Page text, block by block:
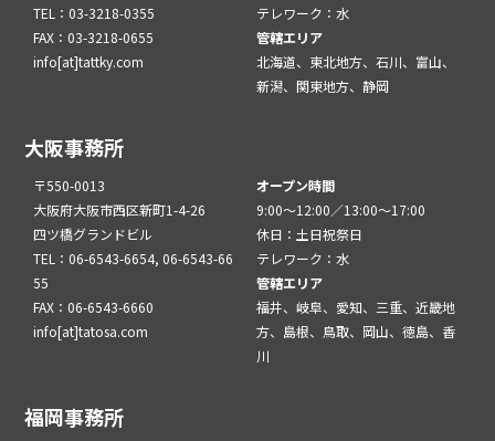
TEL：03-3218-0355
FAX：03-3218-0655
info[at]tattky.com
テレワーク：水
管轄エリア
北海道、東北地方、石川、富山、
新潟、関東地方、静岡
大阪事務所
〒550-0013
大阪府大阪市西区新町1-4-26
四ツ橋グランドビル
TEL：06-6543-6654, 06-6543-66
55
FAX：06-6543-6660
info[at]tatosa.com
オープン時間
9:00～12:00／13:00～17:00
休日：土日祝祭日
テレワーク：水
管轄エリア
福井、岐阜、愛知、三重、近畿地
方、島根、鳥取、岡山、徳島、香
川
福岡事務所